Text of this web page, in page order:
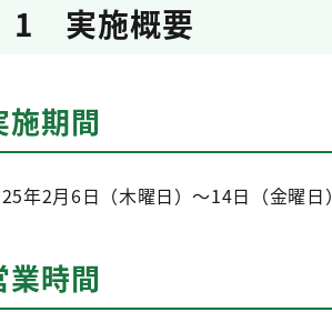
1 実施概要
施期間
年2月6日（木曜日）～14日（金曜日）
業時間